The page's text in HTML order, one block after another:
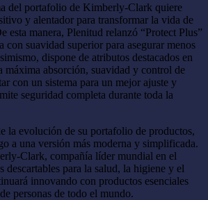
del portafolio de Kimberly-Clark quiere
y alentador para transformar la vida de
esta manera, Plenitud relanzó “Protect Plus”
con suavidad superior para asegurar menos
dispone de atributos destacados en
máxima absorción, suavidad y control de
con un sistema para un mejor ajuste y
seguridad completa durante toda la
la evolución de su portafolio de productos,
a una versión más moderna y simplificada.
Clark, compañía líder mundial en el
descartables para la salud, la higiene y el
innovando con productos esenciales
personas de todo el mundo.